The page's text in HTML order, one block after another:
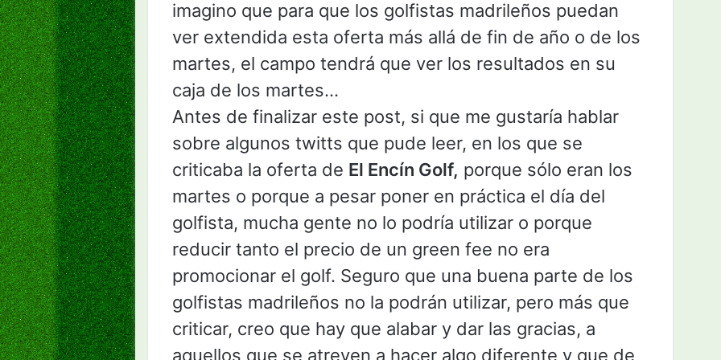
imagino que para que los golfistas madrileños puedan
ver extendida esta oferta más allá de fin de año o de los
martes, el campo tendrá que ver los resultados en su
caja de los martes…
Antes de finalizar este post, si que me gustaría hablar
sobre algunos twitts que pude leer, en los que se
criticaba la oferta de El Encín Golf, porque sólo eran los
martes o porque a pesar poner en práctica el día del
golfista, mucha gente no lo podría utilizar o porque
reducir tanto el precio de un green fee no era
promocionar el golf. Seguro que una buena parte de los
golfistas madrileños no la podrán utilizar, pero más que
criticar, creo que hay que alabar y dar las gracias, a
aquellos que se atreven a hacer algo diferente y que de